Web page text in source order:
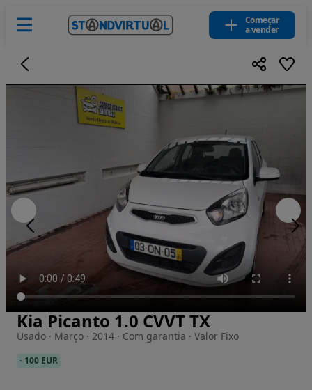
Começar
a vender
Imagem 1 de 15
Kia Picanto 1.0 CVVT TX
Usado · Março · 2014 · Com garantia · Valor Fixo
- 100 EUR